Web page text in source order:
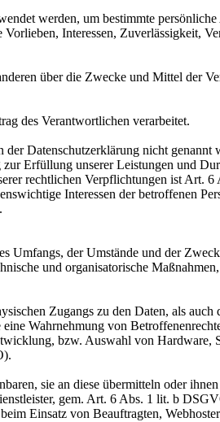
werden, um bestimmte
Interessen, Zuverlässigkeit,
über die Zwecke und Mittel der
des Verantwortlichen verarbeitet.
Datenschutzerklärung nicht
Erfüllung unserer Leistungen und
rechtlichen Verpflichtungen ist Art.
Interessen der betroffenen
Umfangs, der Umstände und der
und organisatorische
Zugangs zu den Daten, als auch
Wahrnehmung von
bzw. Auswahl von Hardware,
sie an diese übermitteln oder
gem. Art. 6 Abs. 1 lit. b
Einsatz von Beauftragten,